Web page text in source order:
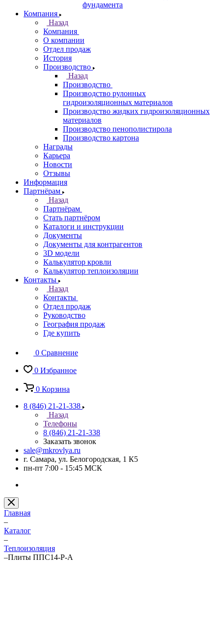
фундамента
Компания
Назад
Компания
О компании
Отдел продаж
История
Производство
Назад
Производство
Производство рулонных
гидроизоляционных материалов
Производство жидких гидроизоляционных
материалов
Производство пенополистирола
Производство картона
Награды
Карьера
Новости
Отзывы
Информация
Партнёрам
Назад
Партнёрам
Стать партнёром
Каталоги и инструкции
Документы
Документы для контрагентов
3D модели
Калькулятор кровли
Калькулятор теплоизоляции
Контакты
Назад
Контакты
Отдел продаж
Руководство
География продаж
Где купить
0 Сравнение
0 Избранное
0 Корзина
8 (846) 21-21-338
Назад
Телефоны
8 (846) 21-21-338
Заказать звонок
sale@mkrovlya.ru
г. Самара, ул. Белогородская, 1 К5
пн-пт 7:00 - 15:45 МСК
Главная
–
Каталог
–
Теплоизоляция
–Плиты ППС14-Р-А